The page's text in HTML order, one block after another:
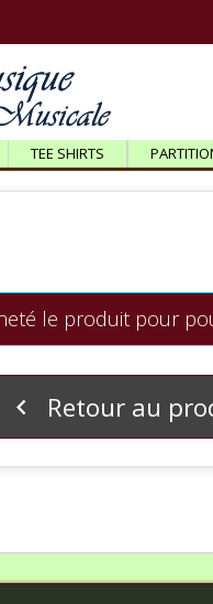
TEE SHIRTS
le produit pour
 Retour au